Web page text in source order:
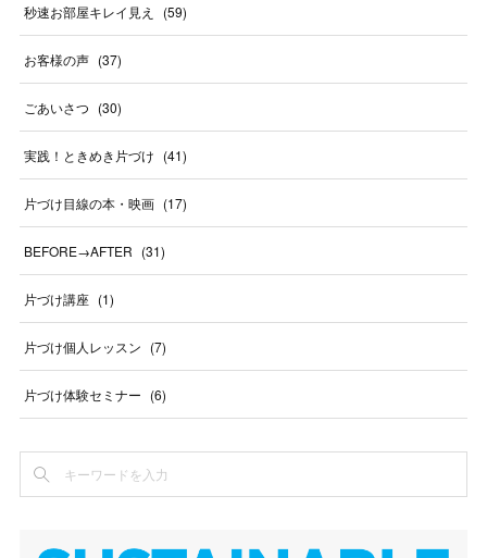
秒速お部屋キレイ見え (59)
お客様の声 (37)
ごあいさつ (30)
実践！ときめき片づけ (41)
片づけ目線の本・映画 (17)
BEFORE→AFTER (31)
片づけ講座 (1)
片づけ個人レッスン (7)
片づけ体験セミナー (6)